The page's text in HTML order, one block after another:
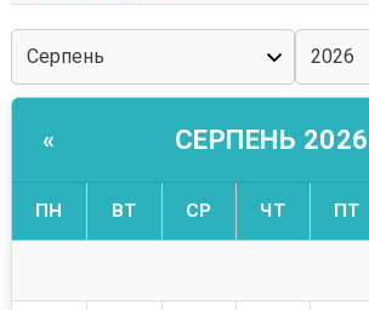
« СЕРПЕНЬ 2026
ПН ВТ СР ЧТ ПТ